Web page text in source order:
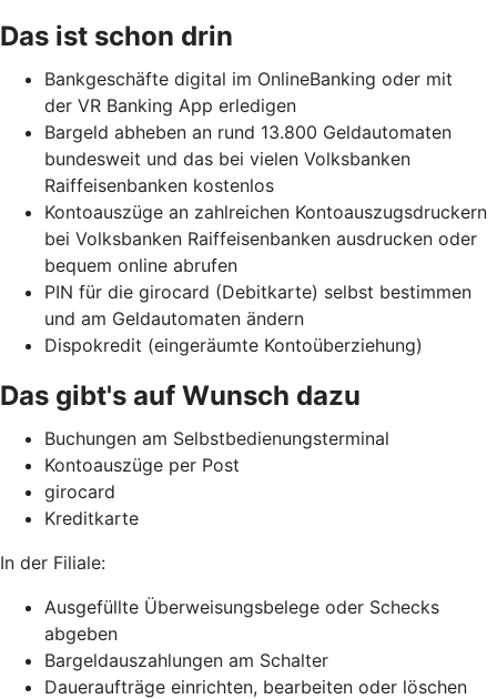
Das ist schon drin
Bankgeschäfte digital im OnlineBanking oder mit
der VR Banking App erledigen
Bargeld abheben an rund 13.800 Geldautomaten
bundesweit und das bei vielen Volksbanken
Raiffeisenbanken kostenlos
Kontoauszüge an zahlreichen Kontoauszugsdruckern
bei Volksbanken Raiffeisenbanken ausdrucken oder
bequem online abrufen
PIN für die girocard (Debitkarte) selbst bestimmen
und am Geldautomaten ändern
Dispokredit (eingeräumte Kontoüberziehung)
Das gibt's auf Wunsch dazu
Buchungen am Selbstbedienungsterminal
Kontoauszüge per Post
girocard
Kreditkarte
In der Filiale:
Ausgefüllte Überweisungsbelege oder Schecks
abgeben
Bargeldauszahlungen am Schalter
Daueraufträge einrichten, bearbeiten oder löschen